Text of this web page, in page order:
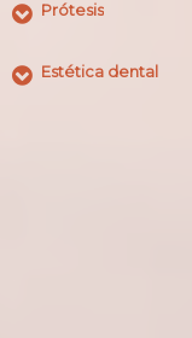
Prótesis
Estética dental